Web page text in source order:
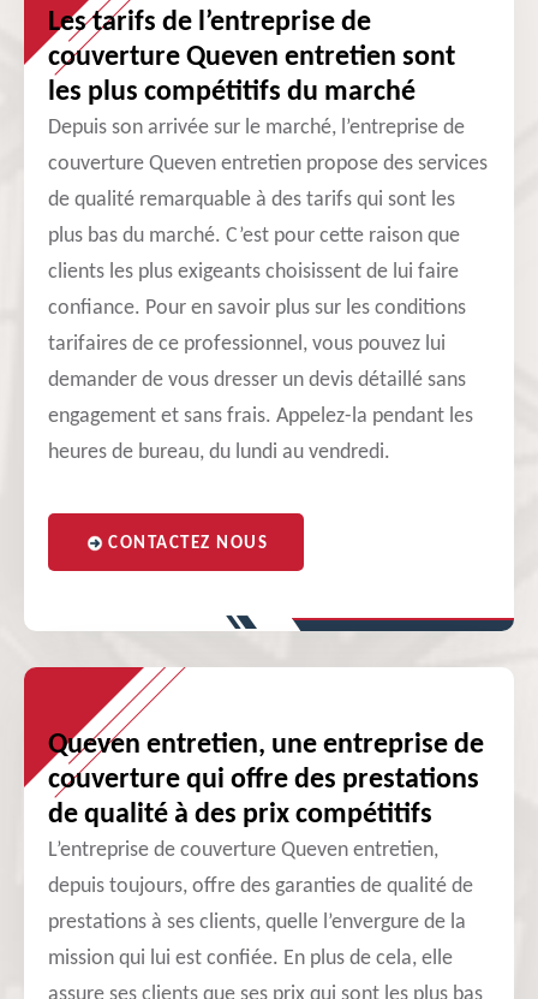
Les tarifs de l’entreprise de
couverture Queven entretien sont
les plus compétitifs du marché
Depuis son arrivée sur le marché, l’entreprise de
couverture Queven entretien propose des services
de qualité remarquable à des tarifs qui sont les
plus bas du marché. C’est pour cette raison que
clients les plus exigeants choisissent de lui faire
confiance. Pour en savoir plus sur les conditions
tarifaires de ce professionnel, vous pouvez lui
demander de vous dresser un devis détaillé sans
engagement et sans frais. Appelez-la pendant les
heures de bureau, du lundi au vendredi.
CONTACTEZ NOUS
Queven entretien, une entreprise de
couverture qui offre des prestations
de qualité à des prix compétitifs
L’entreprise de couverture Queven entretien,
depuis toujours, offre des garanties de qualité de
prestations à ses clients, quelle l’envergure de la
mission qui lui est confiée. En plus de cela, elle